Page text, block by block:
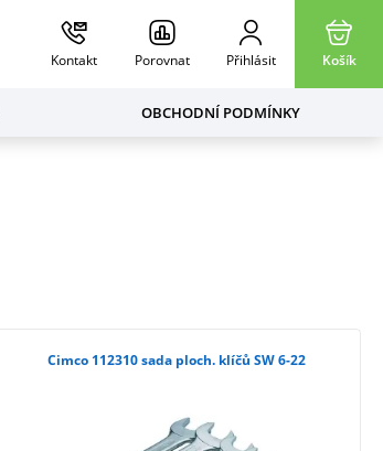
Kontakt Porovnat Přihlásit Košík
OBCHODNÍ PODMÍNKY
Cimco 112310 sada ploch. klíčů SW 6-22